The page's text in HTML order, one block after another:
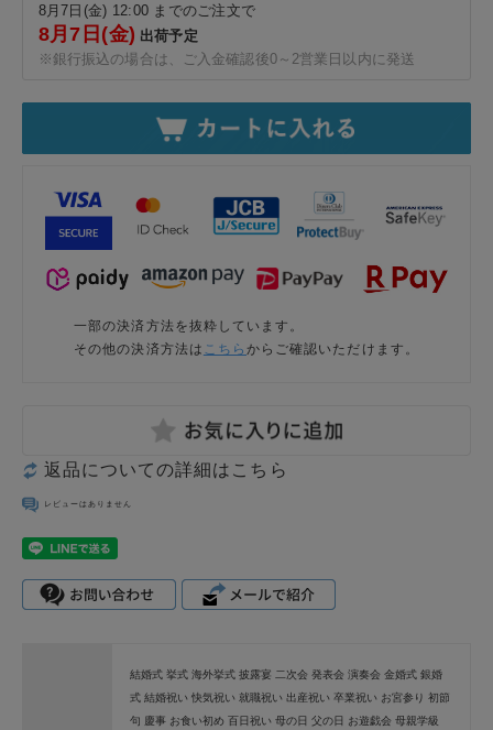
8月7日(金) 12:00 までのご注文で
8月7日(金)出荷予定
※銀行振込の場合は、ご入金確認後0～2営業日以内に発送
一部の決済方法を抜粋しています。
その他の決済方法は こちら からご確認いただけます。
返品についての詳細はこちら
レビューはありません
結婚式 挙式 海外挙式 披露宴 二次会 発表会 演奏会 金婚式 銀婚
式 結婚祝い 快気祝い 就職祝い 出産祝い 卒業祝い お宮参り 初節
句 慶事 お食い初め 百日祝い 母の日 父の日 お遊戯会 母親学級